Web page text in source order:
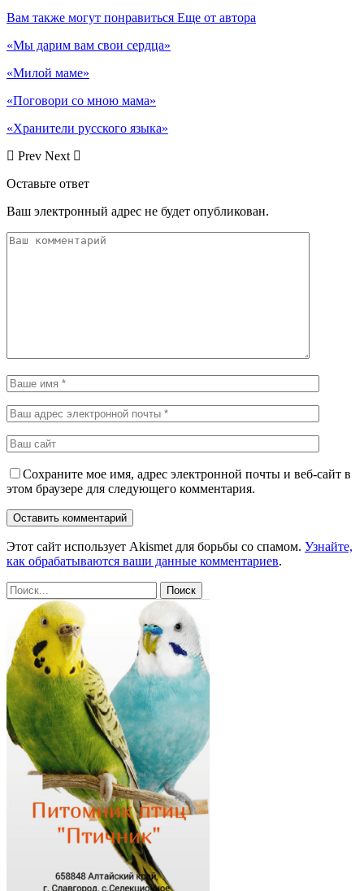
Вам также могут понравиться Еще от автора
«Мы дарим вам свои сердца»
«Милой маме»
«Поговори со мною мама»
«Хранители русского языка»
Prev Next
Оставьте ответ
Ваш электронный адрес не будет опубликован.
Сохраните мое имя, адрес электронной почты и веб-сайт в
этом браузере для следующего комментария.
Этот сайт использует Akismet для борьбы со спамом. Узнайте,
как обрабатываются ваши данные комментариев.